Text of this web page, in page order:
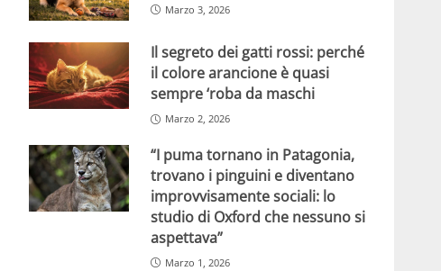
Marzo 3, 2026
Il segreto dei gatti rossi: perché
il colore arancione è quasi
sempre ‘roba da maschi
Marzo 2, 2026
“I puma tornano in Patagonia,
trovano i pinguini e diventano
improvvisamente sociali: lo
studio di Oxford che nessuno si
aspettava”
Marzo 1, 2026